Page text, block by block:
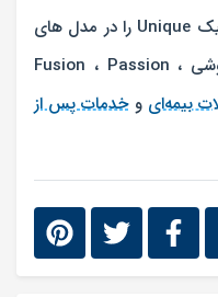
کلینیک سمعک نیک آوا سمعک یونیک Unique را در مدل های
داخل گوشی CIC، ITC و پشت گوشی Fusion ، Passion ،
بیمه‌ای وخدمات پس از